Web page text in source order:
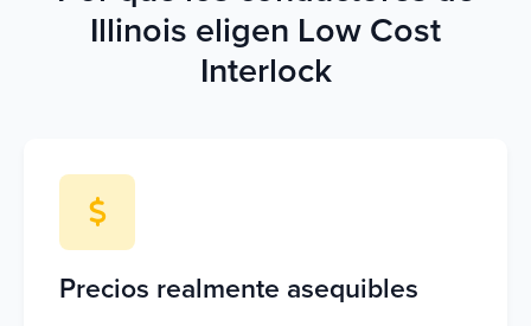
Illinois eligen Low Cost
Interlock
Precios realmente asequibles